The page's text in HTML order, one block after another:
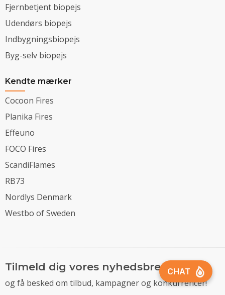
Fjernbetjent biopejs
Udendørs biopejs
Indbygningsbiopejs
Byg-selv biopejs
Kendte mærker
Cocoon Fires
Planika Fires
Effeuno
FOCO Fires
ScandiFlames
RB73
Nordlys Denmark
Westbo of Sweden
Tilmeld dig vores nyhedsbrev
og få besked om tilbud, kampagner og konkurrencer!